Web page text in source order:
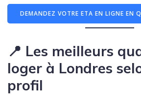
DEMANDEZ VOTRE ETA EN LIGNE EN
📍 Les meilleurs
loger à Londres
profil